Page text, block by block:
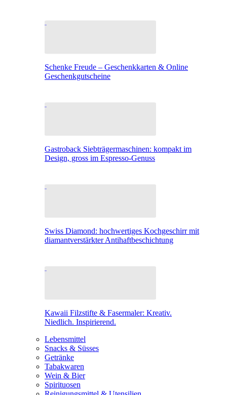
Schenke Freude – Geschenkkarten & Online
Geschenkgutscheine
Gastroback Siebträgermaschinen: kompakt im
Design, gross im Espresso-Genuss
Swiss Diamond: hochwertiges Kochgeschirr mit
diamantverstärkter Antihaftbeschichtung
Kawaii Filzstifte & Fasermaler: Kreativ.
Niedlich. Inspirierend.
Lebensmittel
Snacks & Süsses
Getränke
Tabakwaren
Wein & Bier
Spirituosen